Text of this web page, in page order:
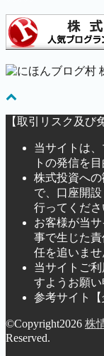
【取引リスク及び
当サイトは
トの発信を
株式投資へ
で、口座開
行ってくださ
お客様が当
事で生じた
任を追いませ
当サイトご
すようお願い
参考サイト【
©Copyright2026 株
Reserved.